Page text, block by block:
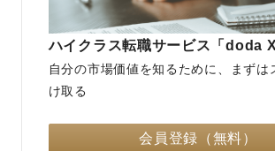
ハイクラス転職サービス「doda X
自分の市場価値を知るために、まずは
け取る
会員登録（無料）